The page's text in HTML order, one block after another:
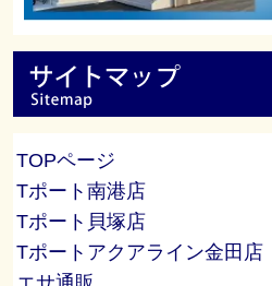
TOPページ
Tポート南港店
Tポート貝塚店
Tポートアクアライン金田店